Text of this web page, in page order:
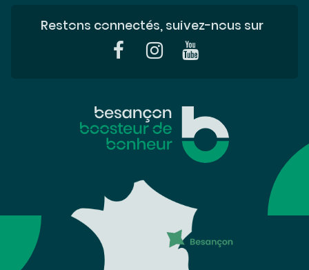
Restons connectés, suivez-nous sur